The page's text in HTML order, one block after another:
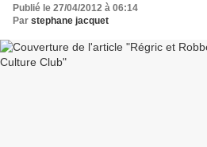
Publié le 27/04/2012 à 06:14
Par stephane jacquet